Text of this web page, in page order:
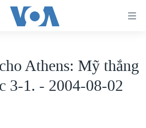
Athens: Mỹ thắng
3-1. - 2004-08-02